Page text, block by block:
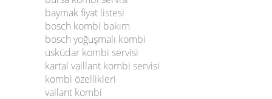
baymak fiyat listesi
bosch kombi bakım
bosch yoğuşmalı kombi
üsküdar kombi servisi
kartal vaillant kombi servisi
kombi özellikleri
vailant kombi